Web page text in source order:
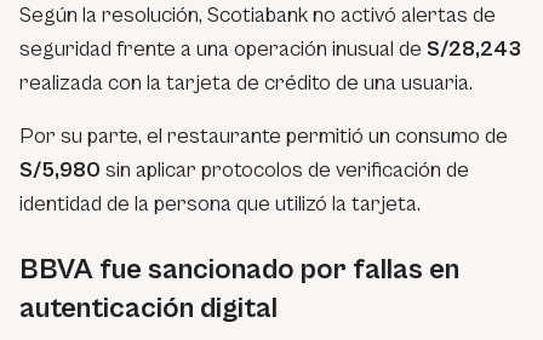
Según la resolución, Scotiabank no activó alertas de
seguridad frente a una operación inusual de S/28,243
realizada con la tarjeta de crédito de una usuaria.
Por su parte, el restaurante permitió un consumo de
S/5,980 sin aplicar protocolos de verificación de
identidad de la persona que utilizó la tarjeta.
BBVA fue sancionado por fallas en
autenticación digital